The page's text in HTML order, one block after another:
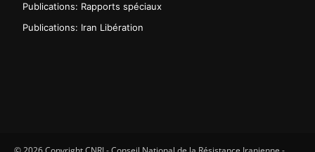
Publications: Rapports spéciaux
Publications: Iran Libération